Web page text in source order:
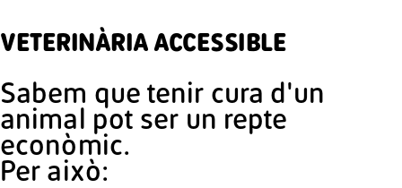
VETERINÀRIA ACCESSIBLE
Sabem que tenir cura d'un
animal pot ser un repte
econòmic.
Per això: